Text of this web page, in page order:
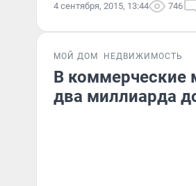
4 сентября, 2015, 13:44 746
МОЙ ДОМ НЕДВИЖИМОСТЬ
В коммерческие
два миллиарда